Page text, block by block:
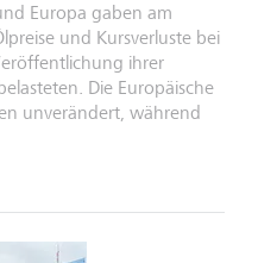
Europa gaben am
und Kursverluste bei
ihrer
Die Europäische
unverändert, während